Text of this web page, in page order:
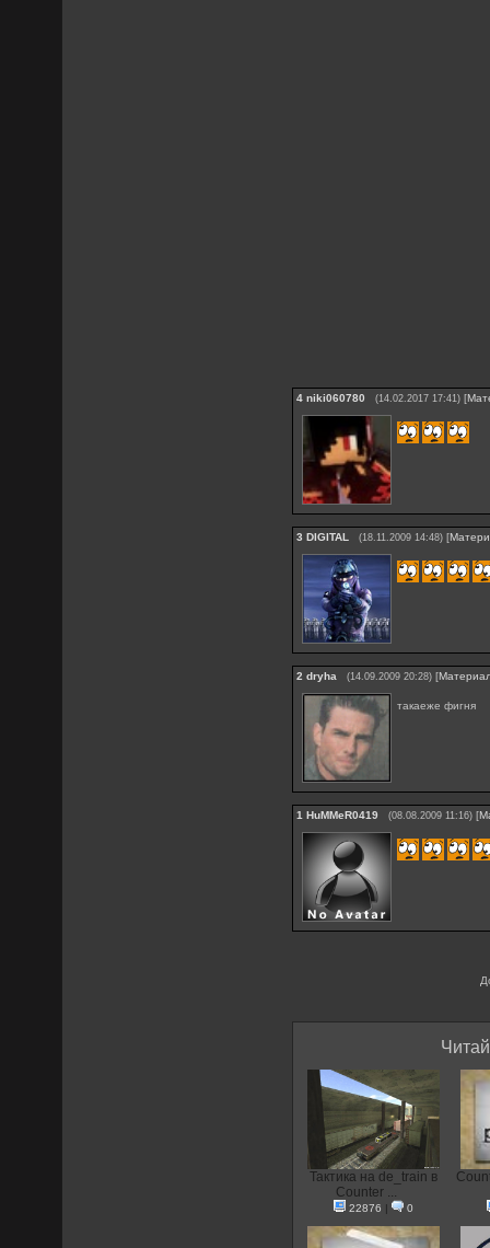
4 niki060780 (14.02.2017 17:41) [
3 DIGITAL (18.11.2009 14:48) [
2 dryha (14.09.2009 20:28) [
такаеже фигня
1 HuMMeR0419 (08.08.2009 11:16) [
Тактика на de_train в
Counter ...
22876 | 0